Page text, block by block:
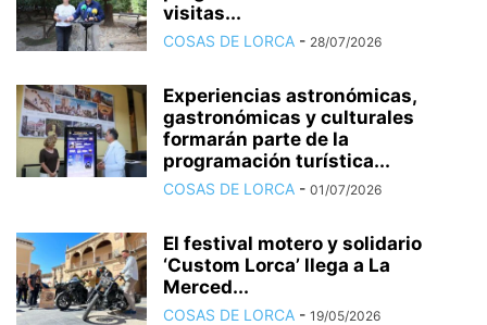
visitas...
COSAS DE LORCA - 28/07/2026
Experiencias astronómicas,
gastronómicas y culturales
formarán parte de la
programación turística...
COSAS DE LORCA - 01/07/2026
El festival motero y solidario
‘Custom Lorca’ llega a La
Merced...
COSAS DE LORCA - 19/05/2026